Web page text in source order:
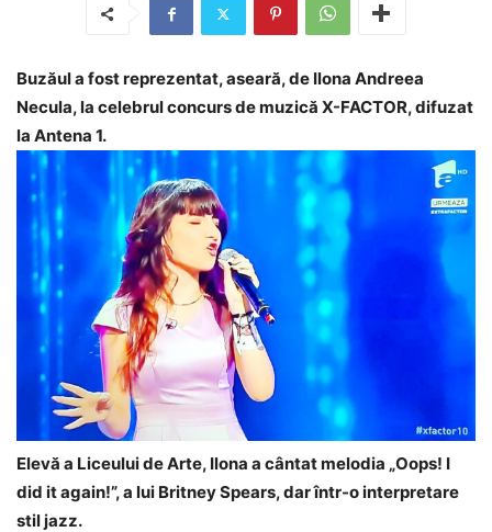
Buzăul a fost reprezentat, aseară, de Ilona Andreea
Necula, la celebrul concurs de muzică X-FACTOR, difuzat
la Antena 1.
Elevă a Liceului de Arte, Ilona a cântat melodia „Oops! I
did it again!”, a lui Britney Spears, dar într-o interpretare
stil jazz.